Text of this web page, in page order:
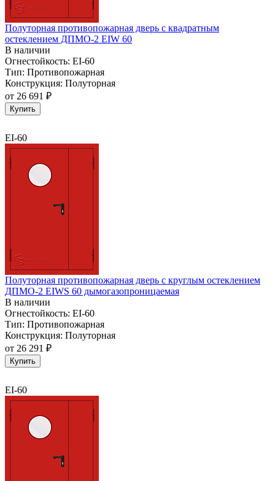
Полуторная противопожарная дверь с квадратным
остеклением ДПМО-2 EIW 60
В наличии
Огнестойкость: EI-60
Тип: Противопожарная
Конструкция: Полуторная
от 26 691 ₽
Купить
EI-60
Полуторная противопожарная дверь с круглым остеклением
ДПМО-2 EIWS 60 дымогазопроницаемая
В наличии
Огнестойкость: EI-60
Тип: Противопожарная
Конструкция: Полуторная
от 26 291 ₽
Купить
EI-60